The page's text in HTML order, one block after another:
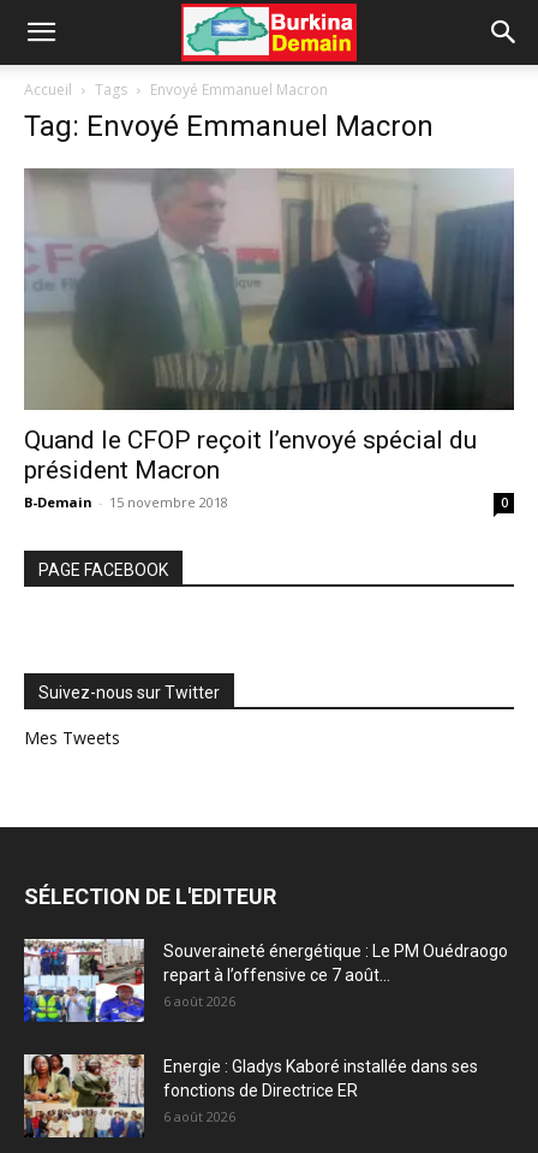
Accueil Tags Envoyé Emmanuel Macron
Tag: Envoyé Emmanuel Macron
Quand le CFOP reçoit l’envoyé spécial du
président Macron
B-Demain - 15 novembre 2018 0
PAGE FACEBOOK
Suivez-nous sur Twitter
Mes Tweets
SÉLECTION DE L'EDITEUR
Souveraineté énergétique : Le PM Ouédraogo
repart à l’offensive ce 7 août...
6 août 2026
Energie : Gladys Kaboré installée dans ses
fonctions de Directrice ER
6 août 2026